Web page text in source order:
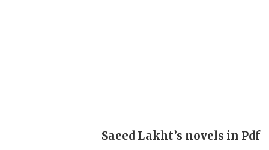
Saeed Lakht’s novels in Pdf